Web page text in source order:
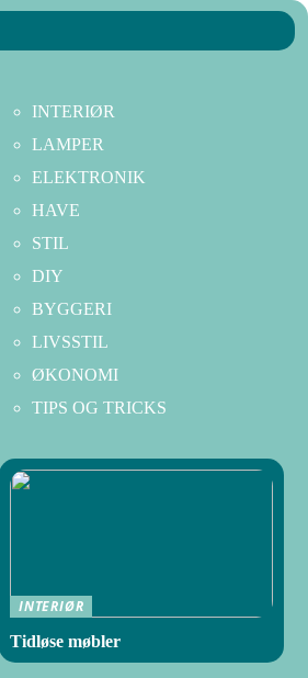
INTERIØR
LAMPER
ELEKTRONIK
HAVE
STIL
DIY
BYGGERI
LIVSSTIL
ØKONOMI
TIPS OG TRICKS
INTERIØR
Tidløse møbler